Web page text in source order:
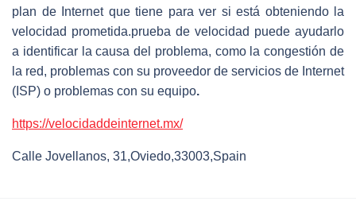
plan de Internet que tiene para ver si está obteniendo la
velocidad prometida.prueba de velocidad puede ayudarlo
a identificar la causa del problema, como la congestión de
la red, problemas con su proveedor de servicios de Internet
(ISP) o problemas con su equipo.
https://velocidaddeinternet.mx/
Calle Jovellanos, 31,Oviedo,33003,Spain